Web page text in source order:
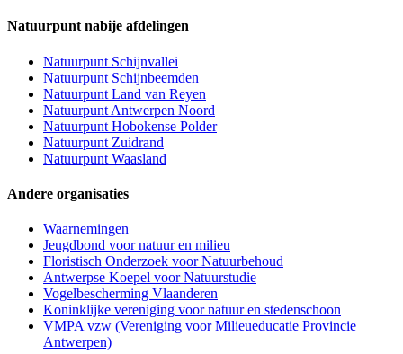
Natuurpunt nabije afdelingen
Natuurpunt Schijnvallei
Natuurpunt Schijnbeemden
Natuurpunt Land van Reyen
Natuurpunt Antwerpen Noord
Natuurpunt Hobokense Polder
Natuurpunt Zuidrand
Natuurpunt Waasland
Andere organisaties
Waarnemingen
Jeugdbond voor natuur en milieu
Floristisch Onderzoek voor Natuurbehoud
Antwerpse Koepel voor Natuurstudie
Vogelbescherming Vlaanderen
Koninklijke vereniging voor natuur en stedenschoon
VMPA vzw (Vereniging voor Milieueducatie Provincie
Antwerpen)